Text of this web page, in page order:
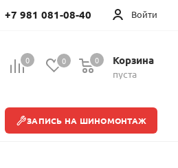
Войти
+7 981 081-08-40
0 0 Корзина
пуста
0
ЗАПИСЬ НА ШИНОМОНТАЖ